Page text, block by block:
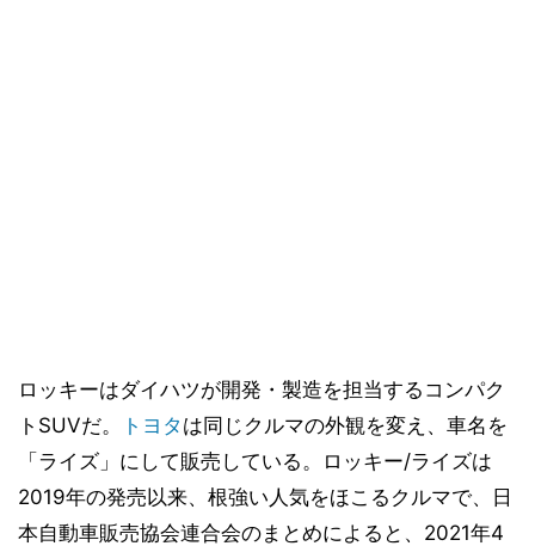
ロッキーはダイハツが開発・製造を担当するコンパク
トSUVだ。
トヨタ は同じクルマの外観を変え、車名を
「ライズ」にして販売している。ロッキー/ライズは
2019年の発売以来、根強い人気をほこるクルマで、日
本自動車販売協会連合会のまとめによると、2021年4